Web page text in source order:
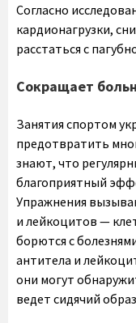
Согласно
кардионагрузки,
расстаться с
Сокращает
Занятия спортом
предотвратить
знают, что
благоприятный
Упражнения
и лейкоцитов —
борются с
антитела и
они могут
ведет сидячий